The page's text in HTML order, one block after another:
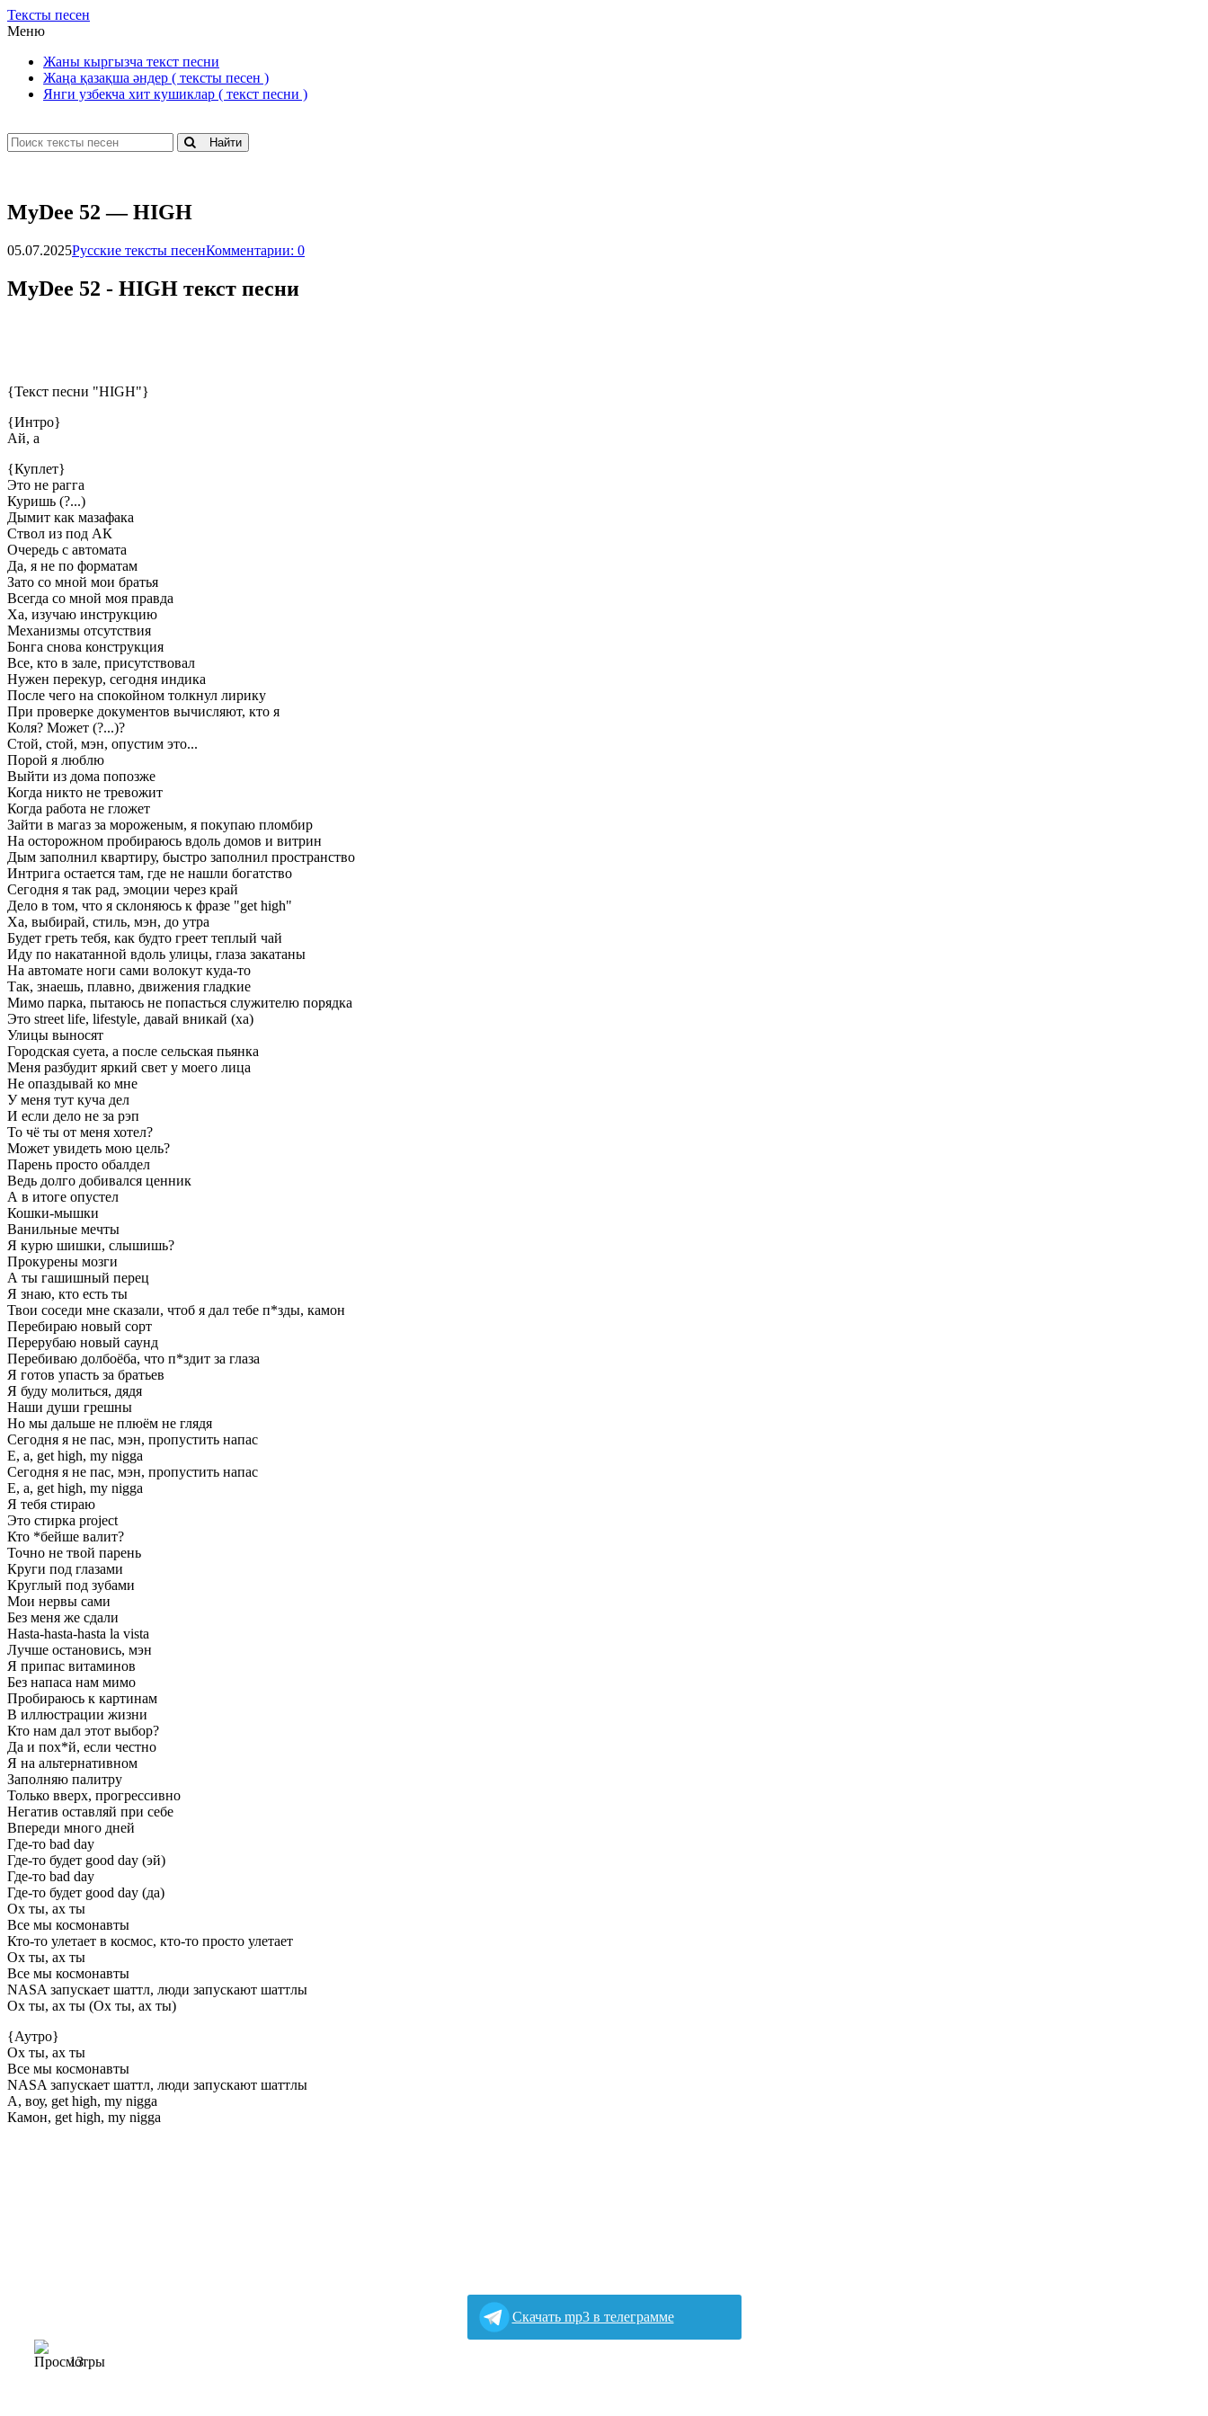
Тексты песен
Меню
Жаны кыргызча текст песни
Жаңа қазақша әндер ( тексты песен )
Янги узбекча хит кушиклар ( текст песни )
Найти
МyDее 52 — НIGН
05.07.2025Русские тексты песенКомментарии: 0
МyDее 52 - НIGН текст песни
{Текст песни "HIGH"}
{Интро}
Ай, а
{Куплет}
Это не рагга
Куришь (?...)
Дымит как мазафака
Ствол из под АК
Очередь с автомата
Да, я не по форматам
Зато со мной мои братья
Всегда со мной моя правда
Ха, изучаю инструкцию
Механизмы отсутствия
Бонга снова конструкция
Все, кто в зале, присутствовал
Нужен перекур, сегодня индика
После чего на спокойном толкнул лирику
При проверке документов вычисляют, кто я
Коля? Может (?...)?
Стой, стой, мэн, опустим это...
Порой я люблю
Выйти из дома попозже
Когда никто не тревожит
Когда работа не гложет
Зайти в магаз за мороженым, я покупаю пломбир
На осторожном пробираюсь вдоль домов и витрин
Дым заполнил квартиру, быстро заполнил пространство
Интрига остается там, где не нашли богатство
Сегодня я так рад, эмоции через край
Дело в том, что я склоняюсь к фразе "get high"
Ха, выбирай, стиль, мэн, до утра
Будет греть тебя, как будто греет теплый чай
Иду по накатанной вдоль улицы, глаза закатаны
На автомате ноги сами волокут куда-то
Так, знаешь, плавно, движения гладкие
Мимо парка, пытаюсь не попасться служителю порядка
Это street life, lifestyle, давай вникай (ха)
Улицы выносят
Городская суета, а после сельская пьянка
Меня разбудит яркий свет у моего лица
Не опаздывай ко мне
У меня тут куча дел
И если дело не за рэп
То чё ты от меня хотел?
Может увидеть мою цель?
Парень просто обалдел
Ведь долго добивался ценник
А в итоге опустел
Кошки-мышки
Ванильные мечты
Я курю шишки, слышишь?
Прокурены мозги
А ты гашишный перец
Я знаю, кто есть ты
Твои соседи мне сказали, чтоб я дал тебе п*зды, камон
Перебираю новый сорт
Перерубаю новый саунд
Перебиваю долбоёба, что п*здит за глаза
Я готов упасть за братьев
Я буду молиться, дядя
Наши души грешны
Но мы дальше не плюём не глядя
Сегодня я не пас, мэн, пропустить напас
Е, а, get high, my nigga
Сегодня я не пас, мэн, пропустить напас
Е, а, get high, my nigga
Я тебя стираю
Это стирка project
Кто *бейше валит?
Точно не твой парень
Круги под глазами
Круглый под зубами
Мои нервы сами
Без меня же сдали
Hasta-hasta-hasta la vista
Лучше остановись, мэн
Я припас витаминов
Без напаса нам мимо
Пробираюсь к картинам
В иллюстрации жизни
Кто нам дал этот выбор?
Да и пох*й, если честно
Я на альтернативном
Заполняю палитру
Только вверх, прогрессивно
Негатив оставляй при себе
Впереди много дней
Где-то bad day
Где-то будет good day (эй)
Где-то bad day
Где-то будет good day (да)
Ох ты, ах ты
Все мы космонавты
Кто-то улетает в космос, кто-то просто улетает
Ох ты, ах ты
Все мы космонавты
NASA запускает шаттл, люди запускают шаттлы
Ох ты, ах ты (Ох ты, ах ты)
{Аутро}
Ох ты, ах ты
Все мы космонавты
NASA запускает шаттл, люди запускают шаттлы
А, воу, get high, my nigga
Камон, get high, my nigga
Скачать mp3 в телеграмме
13